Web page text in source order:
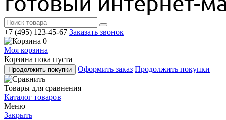
+7 (495) 123-45-67 Заказать звонок
0
Моя корзина
Корзина пока пуста
Продолжить покупки Оформить заказ Продолжить покупки
Товары для сравнения
Каталог товаров
Меню
Закрыть